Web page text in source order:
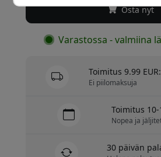
Osta nyt
Varastossa - valmiina
Toimitus 9.99
Ei piilomaksuja
Toimitus
Nopea ja
30 päivän